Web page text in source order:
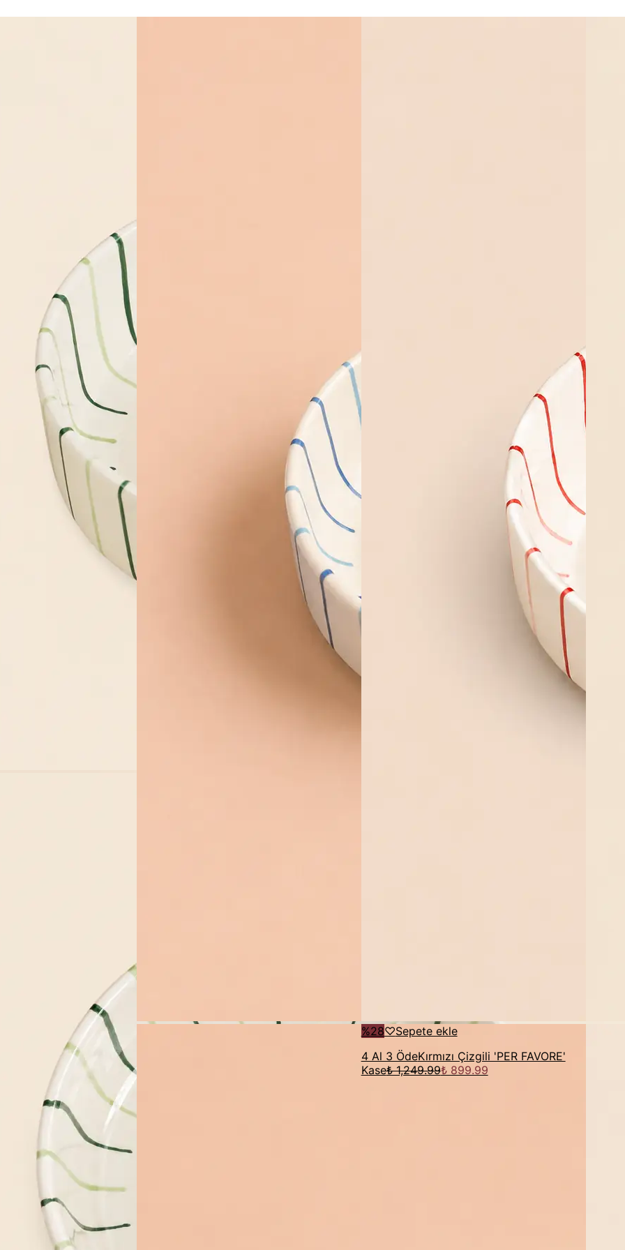
%28♡Sepete ekle
4 Al 3 ÖdeKırmızı Çizgili 'PER FAVORE'
Kase₺ 1,249.99₺ 899.99